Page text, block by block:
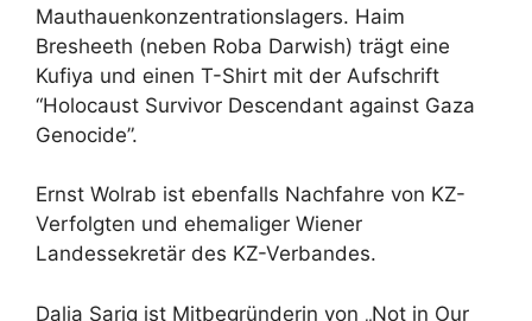
Mauthauenkonzentrationslagers. Haim
Bresheeth (neben Roba Darwish) trägt eine
Kufiya und einen T-Shirt mit der Aufschrift
“Holocaust Survivor Descendant against Gaza
Genocide”.
Ernst Wolrab ist ebenfalls Nachfahre von KZ-
Verfolgten und ehemaliger Wiener
Landessekretär des KZ-Verbandes.
Dalia Sarig ist Mitbegründerin von „Not in Our